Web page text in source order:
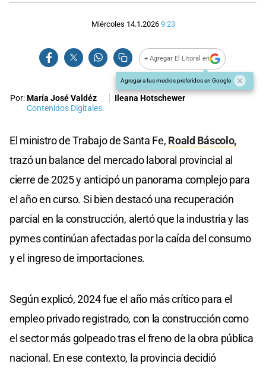
Miércoles 14.1.2026 9:23
+ Agregar El Litoral en
Agregar a tus medios preferidos en Google
Por:María José Valdéz
Contenidos Digitales.
Ileana Hotschewer
El ministro de Trabajo de Santa Fe, Roald Báscolo,
trazó un balance del mercado laboral provincial al
cierre de 2025 y anticipó un panorama complejo para
el año en curso. Si bien destacó una recuperación
parcial en la construcción, alertó que la industria y las
pymes continúan afectadas por la caída del consumo
y el ingreso de importaciones.
Según explicó, 2024 fue el año más crítico para el
empleo privado registrado, con la construcción como
el sector más golpeado tras el freno de la obra pública
nacional. En ese contexto, la provincia decidió